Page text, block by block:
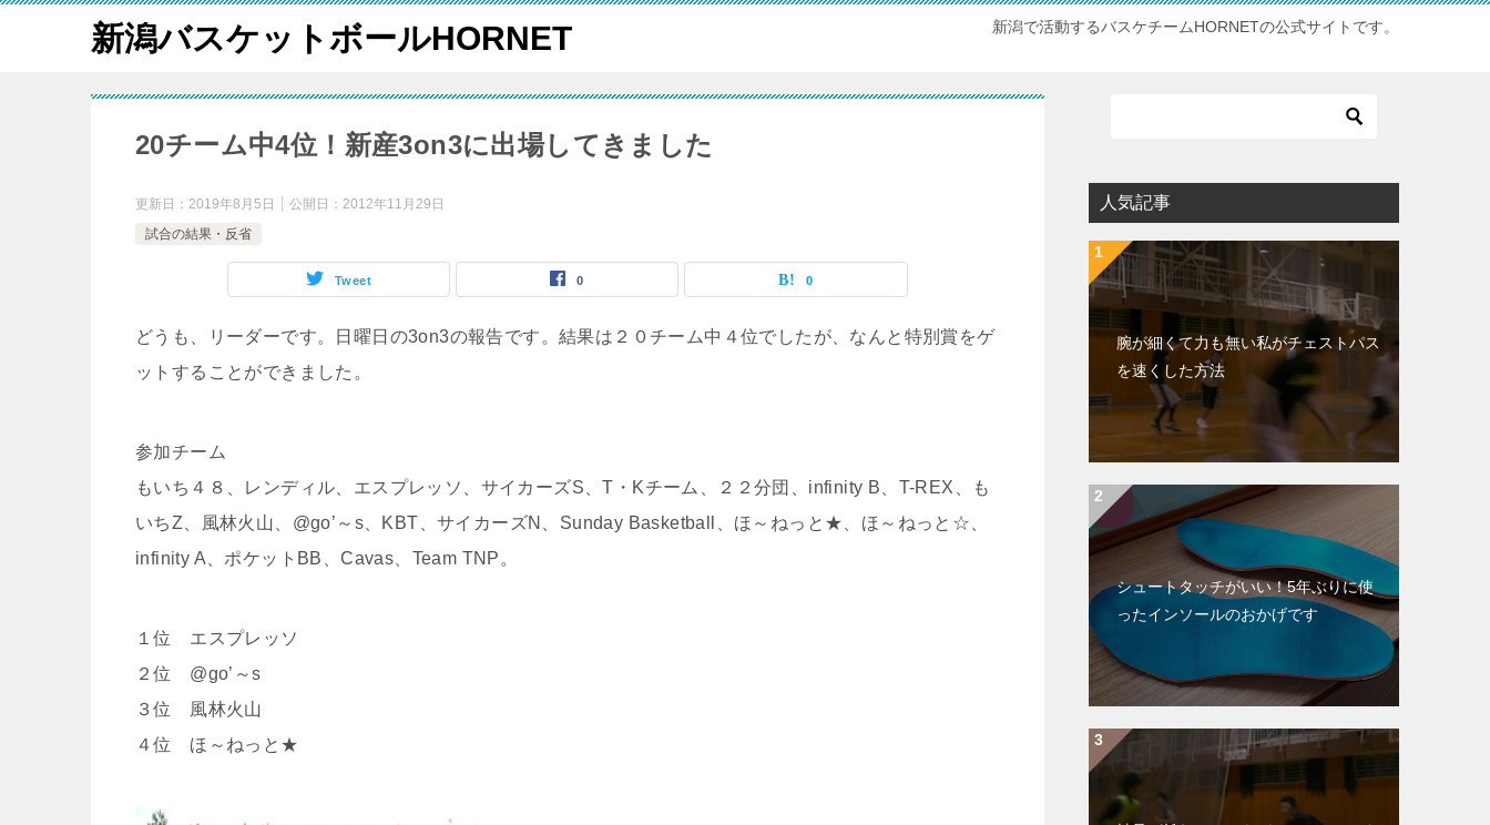
新潟バスケットボールHORNET 新潟で活動するバスケチームHORNETの公式サイトです。
20チーム中4位！新産3on3に出場してきました
更新日： 2019年8月5日 公開日： 2012年11月29日
試合の結果・反省
Tweet 0 0
どうも、リーダーです。日曜日の3on3の報告です。結果は２０チーム中４位でしたが、なんと特別賞をゲ
ットすることができました。
参加チーム
もいち４８、レンディル、エスプレッソ、サイカーズS、T・Kチーム、２２分団、infinity B、T-REX、も
いちZ、風林火山、@go’～s、KBT、サイカーズN、Sunday Basketball、ほ～ねっと★、ほ～ねっと☆、
infinity A、ポケットBB、Cavas、Team TNP。
１位 エスプレッソ
２位 @go’～s
３位 風林火山
４位 ほ～ねっと★
人気記事
腕が細くて力も無い私がチェストパス
を速くした方法
シュートタッチがいい！5年ぶりに使
ったインソールのおかげです